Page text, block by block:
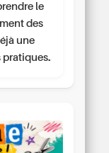
le
des
une
pratiques.